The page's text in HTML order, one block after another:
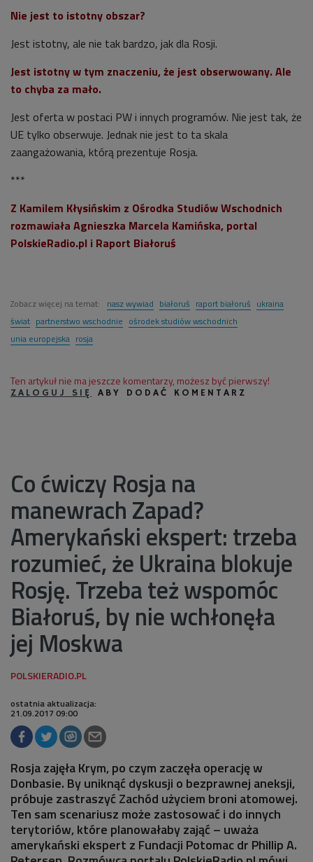
Nie jest to istotny obszar?
Jest istotny, ale nie tak bardzo, jak dla Rosji.
Jest istotny w tym znaczeniu, że jest obserwowany. Ale
to chyba za mało.
Jest oferta w postaci PW i innych programów. Nie jest tak, że
UE tylko obserwuje. Jednak nie jest to ta skala
zaangażowania, którą prezentuje Rosja.
***
Z Kamilem Kłysińskim z Ośrodka Studiów Wschodnich
rozmawiała Agnieszka Marcela Kamińska, portal
PolskieRadio.pl i Raport Białoruś
Zobacz więcej na temat: nasz wywiad białoruś raport białoruś ukraina
świat partnerstwo wschodnie ośrodek studiów wschodnich
unia europejska rosja
Ten artykuł nie ma jeszcze komentarzy, możesz być pierwszy!
ZALOGUJ SIĘ ABY DODAĆ KOMENTARZ
Co ćwiczy Rosja na
manewrach Zapad?
Amerykański ekspert: trzeba
rozumieć, że Ukraina blokuje
Rosję. Trzeba też wspomóc
Białoruś, by nie wchłonęła
jej Moskwa
ostatnia aktualizacja:
21.09.2017 09:00
Rosja zajęła Krym, po czym zaczęła operację w
Donbasie. By uniknąć dyskusji o bezprawnej aneksji,
próbuje zastraszyć Zachód użyciem broni atomowej.
Ten sam scenariusz może zastosować i do innych
terytoriów, które planowałaby zająć – uważa
amerykański ekspert z Fundacji Potomac dr Phillip A.